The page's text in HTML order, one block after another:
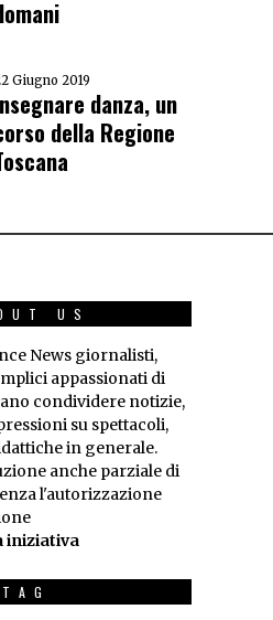
Giugno 2019
danza, un
della Regione
US
News giornalisti,
appassionati di
condividere notizie,
su spettacoli,
in generale.
anche parziale di
l'autorizzazione
iniziativa
TAG